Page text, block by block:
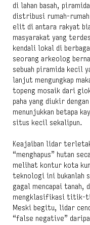
di lahan basah,
distribusi rumah-rumah
elit di antara rakyat
masyarakat yang
kendali lokal di
seorang arkeolog
sebuah piramida kecil
lanjut mengungkap
topeng mosaik dari
paha yang diukir
menunjukkan betapa
situs kecil sekalipun.
Keajaiban lidar terletak
“menghapus” hutan
melihat kontur kota
teknologi ini bukanlah
gagal mencapai tanah,
mengklasifikasi titik-
Meski begitu, lidar
“false negative”